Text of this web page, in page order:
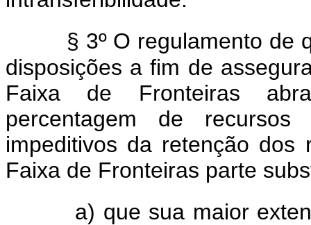
§ 3º O regulamento de
disposições a fim de
Faixa de Fronteiras
percentagem de
impeditivos da retenção dos
Faixa de Fronteiras parte
a) que sua maior